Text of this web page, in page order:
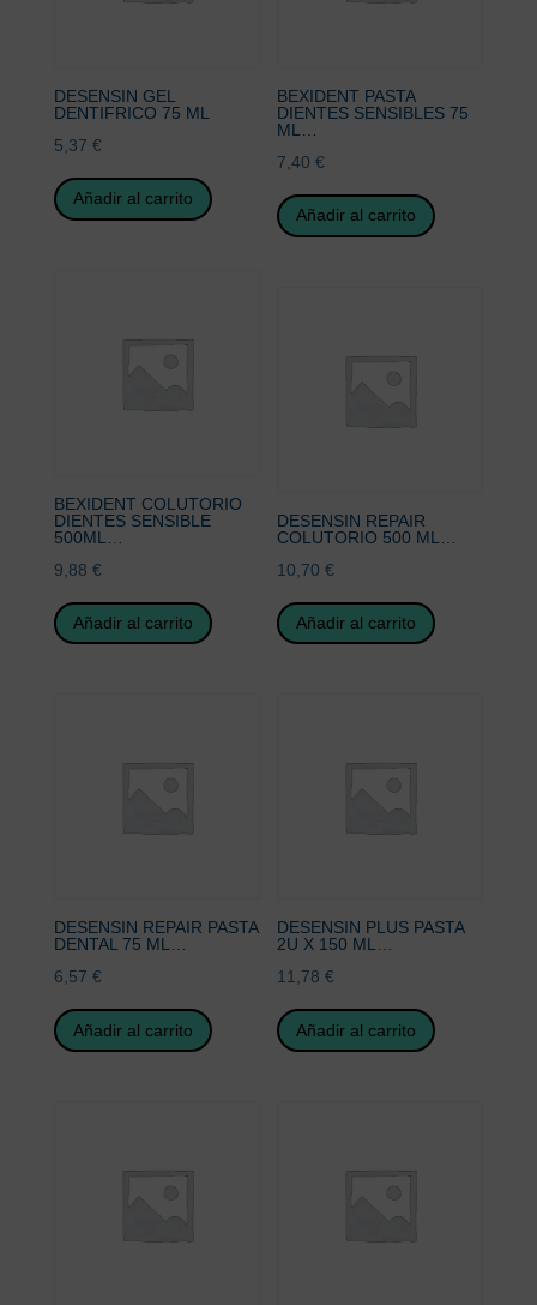
DESENSIN GEL
DENTIFRICO 75 ML
5,37 €
Añadir al carrito
BEXIDENT PASTA
DIENTES SENSIBLES 75
ML…
7,40€
Añadir al carrito
BEXIDENT COLUTORIO
DIENTES SENSIBLE
500ML…
9,88 €
Añadir al carrito
DESENSIN REPAIR
COLUTORIO 500 ML…
10,70€
Añadir al carrito
DESENSIN REPAIR PASTA
DENTAL 75 ML…
6,57 €
Añadir al carrito
DESENSIN PLUS PASTA
2U X 150 ML…
11,78€
Añadir al carrito